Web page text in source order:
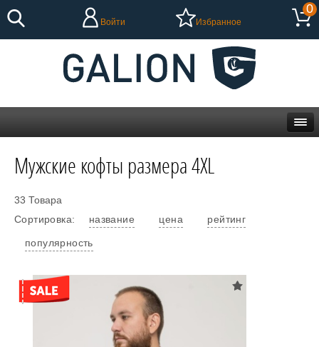
Войти Избранное
0
Мужские кофты размера 4XL
Сортировка: название цена рейтинг
популярность
33 Товара